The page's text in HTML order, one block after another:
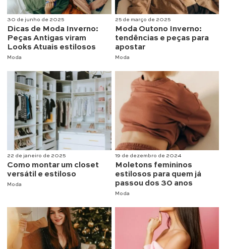
30 de junho de 2025
Dicas de Moda Inverno:
Peças Antigas viram
Looks Atuais estilosos
Moda
25 de março de 2025
Moda Outono Inverno:
tendências e peças para
apostar
Moda
22 de janeiro de 2025
Como montar um closet
versátil e estiloso
Moda
19 de dezembro de 2024
Moletons femininos
estilosos para quem já
passou dos 30 anos
Moda